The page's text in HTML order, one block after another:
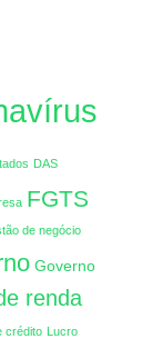
DAS
FGTS
de negócio
Governo
renda
crédito Lucro